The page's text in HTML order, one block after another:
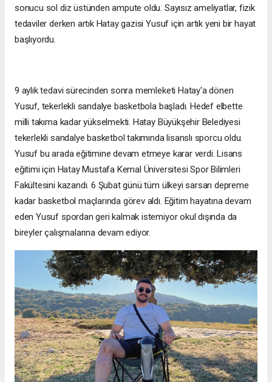
sonucu sol diz üstünden ampute oldu. Sayısız ameliyatlar, fizik
tedaviler derken artık Hatay gazisi Yusuf için artık yeni bir hayat
başlıyordu.
9 aylık tedavi sürecinden sonra memleketi Hatay'a dönen
Yusuf, tekerlekli sandalye basketbola başladı. Hedef elbette
milli takıma kadar yükselmekti. Hatay Büyükşehir Belediyesi
tekerlekli sandalye basketbol takımında lisanslı sporcu oldu.
Yusuf bu arada eğitimine devam etmeye karar verdi. Lisans
eğitimi için Hatay Mustafa Kemal Üniversitesi Spor Bilimleri
Fakültesini kazandı. 6 Şubat günü tüm ülkeyi sarsan depreme
kadar basketbol maçlarında görev aldı. Eğitim hayatına devam
eden Yusuf spordan geri kalmak istemiyor okul dışında da
bireyler çalışmalarına devam ediyor.